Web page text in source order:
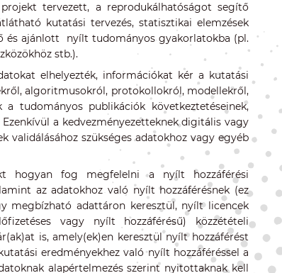
tervezett, a reprodukálhatóságot segítő
kutatási tervezés, statisztikai elemzések
és ajánlott nyílt tudományos gyakorlatokba (pl.
stb.).
elhelyezték, információkat kér a kutatási
algoritmusokról, protokollokról, modellekről,
tudományos publikációk következtetéseinek,
a kedvezményezetteknek digitális vagy
szükséges adatokhoz vagy egyéb
hogyan fog megfelelni a nyílt hozzáférési
az adatokhoz való nyílt hozzáférésnek (ez
megbízható adattáron keresztül, nyílt licencek
vagy nyílt hozzáférésű) közzétételi
is, amely(ek)en keresztül nyílt hozzáférést
eredményekhez való nyílt hozzáféréssel a
alapértelmezés szerint nyitottaknak kell